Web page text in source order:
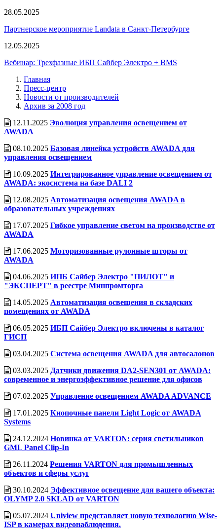
28.05.2025
Партнерское мероприятие Landata в Санкт-Петербурге
12.05.2025
Вебинар: Трехфазные ИБП Сайбер Электро + BMS
Главная
Пресс-центр
Новости от производителей
Архив за 2008 год
12.11.2025 Эволюция управления освещением от
AWADA
08.10.2025 Базовая линейка устройств AWADA для
управления освещением
10.09.2025 Интегрированное управление освещением от
AWADA: экосистема на базе DALI 2
12.08.2025 Автоматизация освещения AWADA в
образовательных учреждениях
17.07.2025 Гибкое управление светом на производстве от
AWADA
17.06.2025 Моторизованные рулонные шторы от
AWADA
04.06.2025 ИПБ Сайбер Электро "ПИЛОТ" и
"ЭКСПЕРТ" в реестре Минпромторга
14.05.2025 Автоматизация освещения в складских
помещениях от AWADA
06.05.2025 ИБП Сайбер Электро включены в каталог
ГИСП
03.04.2025 Система освещения AWADA для автосалонов
03.03.2025 Датчики движения DA2-SEN301 от AWADA:
современное и энергоэффективное решение для офисов
07.02.2025 Управление освещением AWADA ADVANCE
17.01.2025 Кнопочные панели Light Logic от AWADA
Systems
24.12.2024 Новинка от VARTON: серия светильников
GML Panel Clip-In
26.11.2024 Решения VARTON для промышленных
объектов и сферы услуг
30.10.2024 Эффективное освещение для вашего объекта:
OLYMP 2.0 SKLAD от VARTON
05.07.2024 Uniview представляет новую технологию Wise-
ISP в камерах видеонаблюдения.